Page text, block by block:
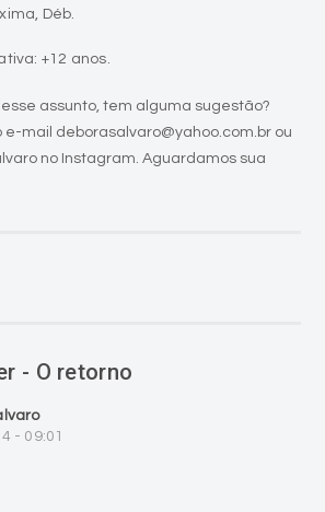
Déb.
+12 anos.
assunto, tem alguma sugestão?
e-mail deborasalvaro@yahoo.com.br ou
no Instagram. Aguardamos sua
- O retorno
- 09:01